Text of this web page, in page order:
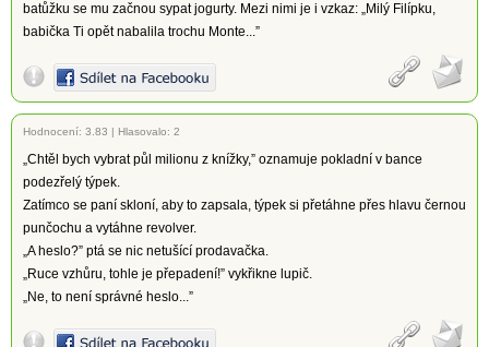
batůžku se mu začnou sypat jogurty. Mezi nimi je i vzkaz: „Milý Filípku,
babička Ti opět nabalila trochu Monte...”
Hodnocení: 3.83 | Hlasovalo: 2
„Chtěl bych vybrat půl milionu z knížky,” oznamuje pokladní v bance
podezřelý týpek.
Zatímco se paní skloní, aby to zapsala, týpek si přetáhne přes hlavu černou
punčochu a vytáhne revolver.
„A heslo?” ptá se nic netušící prodavačka.
„Ruce vzhůru, tohle je přepadení!” vykřikne lupič.
„Ne, to není správné heslo...”